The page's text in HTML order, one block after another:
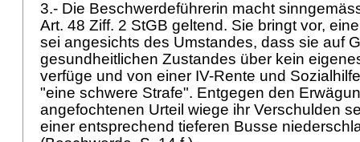
3.- Die Beschwerdeführerin macht
Art. 48 Ziff. 2 StGB geltend. Sie bringt vor,
sei angesichts des Umstandes, dass sie auf
gesundheitlichen Zustandes über kein
verfüge und von einer IV-Rente und
"eine schwere Strafe". Entgegen den
angefochtenen Urteil wiege ihr Verschulden
einer entsprechend tieferen Busse